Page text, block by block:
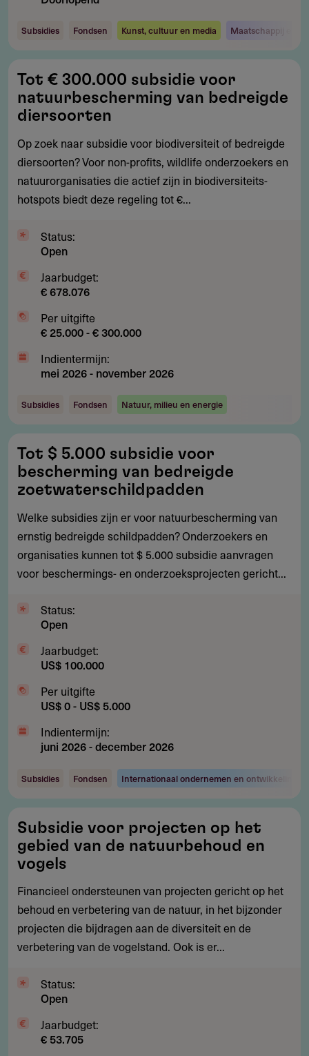
Subsidies Fondsen Kunst, cultuur en media Maatschappij en
€
300.000
subsidie
voor
natuurbescherming
van
bedreigde
Tot € 300.000 subsidie voor
natuurbescherming van bedreigde
diersoorten
Op zoek naar subsidie voor biodiversiteit of bedreigde
diersoorten? Voor non-profits, wildlife onderzoekers en
natuurorganisaties die actief zijn in biodiversiteits-
hotspots biedt deze regeling tot €...
Status:
Open
Jaarbudget:
€ 678.076
Per uitgifte
€ 25.000 - € 300.000
Indientermijn:
mei 2026- november 2026
Subsidies Fondsen Natuur, milieu en energie
$
5.000
subsidie
voor
bescherming
van
bedreigde
Tot $ 5.000 subsidie voor
bescherming van bedreigde
zoetwaterschildpadden
Welke subsidies zijn er voor natuurbescherming van
ernstig bedreigde schildpadden? Onderzoekers en
organisaties kunnen tot $ 5.000 subsidie aanvragen
voor beschermings- en onderzoeksprojecten gericht...
Status:
Open
Jaarbudget:
US$ 100.000
Per uitgifte
US$ 0 - US$ 5.000
Indientermijn:
juni 2026-december 2026
Subsidies Fondsen Internationaal ondernemen en
voor
projecten
op
het
gebied
van
de
en
vogels
Subsidie voor projecten op het
gebied van de natuurbehoud en
vogels
Financieel ondersteunen van projecten gericht op het
behoud en verbetering van de natuur, in het bijzonder
projecten die bijdragen aan de diversiteit en de
verbetering van de vogelstand. Ook is er...
Status:
Open
Jaarbudget:
€ 53.705